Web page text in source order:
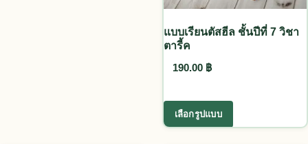
แบบเรียนตัสฮีล ชั้นปีที่ 7 วิชา
ตารี้ค
190.00 ฿
เลือกรูปแบบ
This product